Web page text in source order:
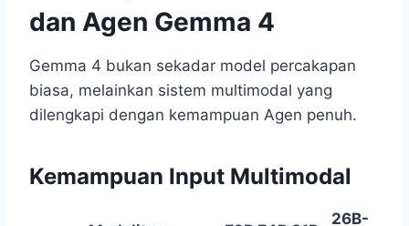
dan Agen Gemma 4
Gemma 4 bukan sekadar model percakapan
biasa, melainkan sistem multimodal yang
dilengkapi dengan kemampuan Agen penuh.
Kemampuan Input Multimodal
26B-